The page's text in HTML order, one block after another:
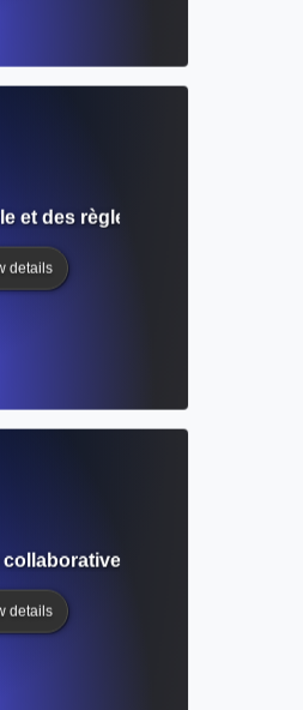
et des règles de l'Association
details
en LaTeX et le
details